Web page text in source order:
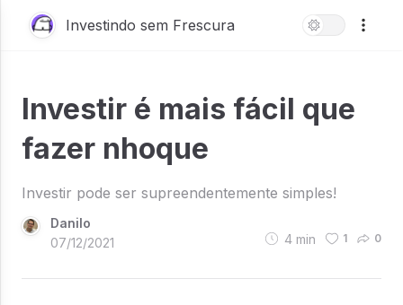
Investindo sem Frescura
Investir é mais fácil que
fazer nhoque
Investir pode ser supreendentemente simples!
Danilo
07/12/2021
4 min 1 0